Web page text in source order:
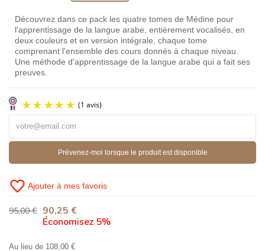
Découvrez dans ce pack les quatre tomes de Médine pour
l'apprentissage de la langue arabe, entièrement vocalisés, en
deux couleurs et en version intégrale, chaque tome
comprenant l'ensemble des cours donnés à chaque niveau.
Une méthode d'apprentissage de la langue arabe qui a fait ses
preuves.
(1 avis)
Prévenez-moi lorsque le produit est disponible
favorite_border Ajouter à mes favoris
95,00 € 90,25 €
Économisez 5%
Au lieu de 108,00 €